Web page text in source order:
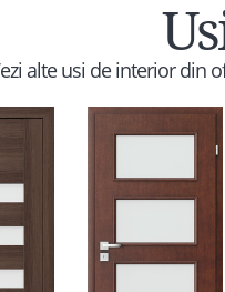
alte usi de interior din